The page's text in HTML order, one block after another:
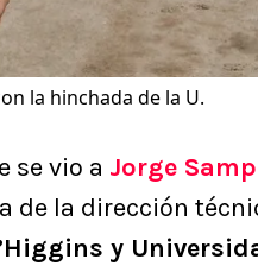
la hinchada de la U.
se vio a Jorge
de la dirección
y